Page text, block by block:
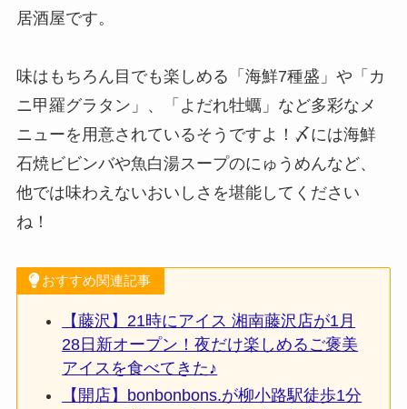
居酒屋です。
味はもちろん目でも楽しめる「海鮮7種盛」や「カ
ニ甲羅グラタン」、「よだれ牡蠣」など多彩なメ
ニューを用意されているそうですよ！〆には海鮮
石焼ビビンバや魚白湯スープのにゅうめんなど、
他では味わえないおいしさを堪能してください
ね！
おすすめ関連記事
【藤沢】21時にアイス 湘南藤沢店が1月
28日新オープン！夜だけ楽しめるご褒美
アイスを食べてきた♪
【開店】bonbonbons.が柳小路駅徒歩1分